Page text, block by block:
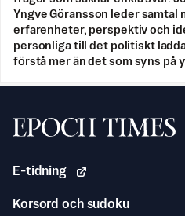
Yngve Göransson leder samtal
erfarenheter, perspektiv och
personliga till det politiskt
förstå mer än det som syns på
Svenska Epoch Times
E-tidning
Korsord och sudoku